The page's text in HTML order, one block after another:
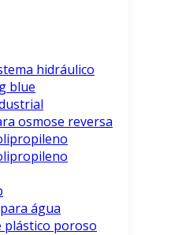
hidráulico
blue
osmose reversa
água
plástico poroso